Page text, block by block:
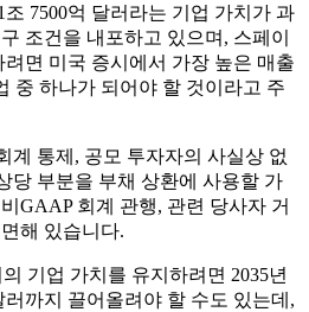
7500억 달러라는 기업 가치가 과
조건을 내포하고 있으며, 스페이
면 미국 증시에서 가장 높은 매출
중 하나가 되어야 할 것이라고 주
계 통제, 공모 투자자의 사실상 없
당 부분을 부채 상환에 사용할 가
GAAP 회계 관행, 관련 당사자 거
해 있습니다.
기업 가치를 유지하려면 2035년
러까지 끌어올려야 할 수도 있는데,